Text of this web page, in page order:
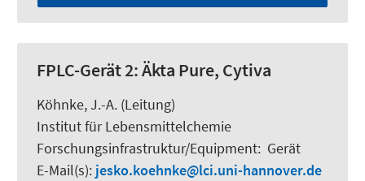
FPLC-Gerät 2: Äkta Pure, Cytiva
Köhnke, J.-A. (Leitung)
Institut für Lebensmittelchemie
Forschungsinfrastruktur/Equipment: Gerät
E-Mail(s): jesko.koehnke
lci.uni-hannover.de